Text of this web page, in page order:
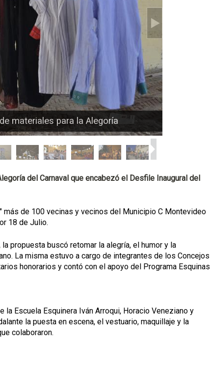
materiales para la Alegoría
del Carnaval que encabezó el Desfile Inaugural del
más de 100 vecinas y vecinos del Municipio C Montevideo
18 de Julio.
propuesta buscó retomar la alegría, el humor y la
La misma estuvo a cargo de integrantes de los Concejos
honorarios y contó con el apoyo del Programa Esquinas
Escuela Esquinera Iván Arroqui, Horacio Veneziano y
la puesta en escena, el vestuario, maquillaje y la
colaboraron.